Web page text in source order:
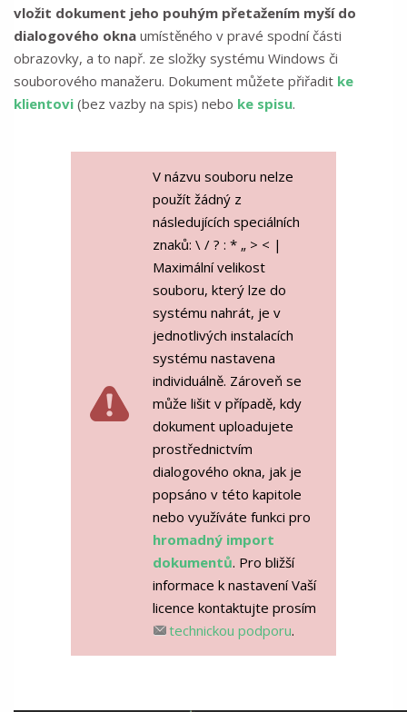
vložit dokument jeho pouhým přetažením myší do
dialogového okna umístěného v pravé spodní části
obrazovky, a to např. ze složky systému Windows či
souborového manažeru. Dokument můžete přiřadit ke
klientovi (bez vazby na spis) nebo ke spisu.
V názvu souboru nelze
použít žádný z
následujících speciálních
znaků: \ / ? : * „ > < |
Maximální velikost
souboru, který lze do
systému nahrát, je v
jednotlivých instalacích
systému nastavena
individuálně. Zároveň se
může lišit v případě, kdy
dokument uploadujete
prostřednictvím
dialogového okna, jak je
popsáno v této kapitole
nebo využíváte funkci pro
hromadný import
dokumentů. Pro bližší
informace k nastavení Vaší
licence kontaktujte prosím
technickou podporu.